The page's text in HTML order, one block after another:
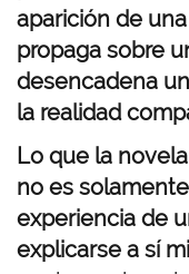
aparición de
propaga sobre
desencadena
la realidad
Lo que la
no es
experiencia de
explicarse a sí